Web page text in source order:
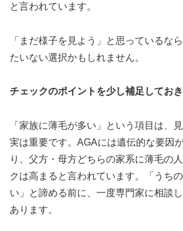
と言われています。
「まだ様子を見よう」と思っているな
たいない選択かもしれません。
チェックのポイントを少し補足しておき
「家族に薄毛が多い」という項目は、
実は重要です。AGAには遺伝的な要因
り、父方・母方どちらの家系に薄毛の
クは高まると言われています。「うち
い」と諦める前に、一度専門家に相談
あります。